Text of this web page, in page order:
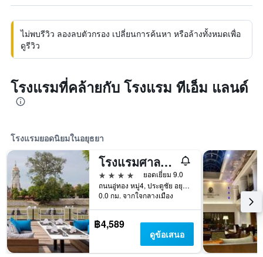
ไม่พบรีวิว ลองลบตัวกรอง เปลี่ยนการค้นหา หรือล้างทั้งหมดเพื่อ
ดูรีวิว
โรงแรมที่คล้ายกับ โรงแรม ทีเอ็ม แลนด์
โรงแรมยอดนิยมในอยุธยา
โรงแรมศาลา อยุธยา
4 ดาว
ยอดเยี่ยม 9.0
ถนนอู่ทอง หมู่4, ประตูชัย อยุธยา, อยุธยา, ประเทศไทย
0.0 กม. จากใจกลางเมือง
฿4,589
ดูข้อเสนอ